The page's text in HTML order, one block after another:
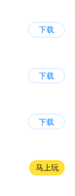
下载
下载
下载
马上玩